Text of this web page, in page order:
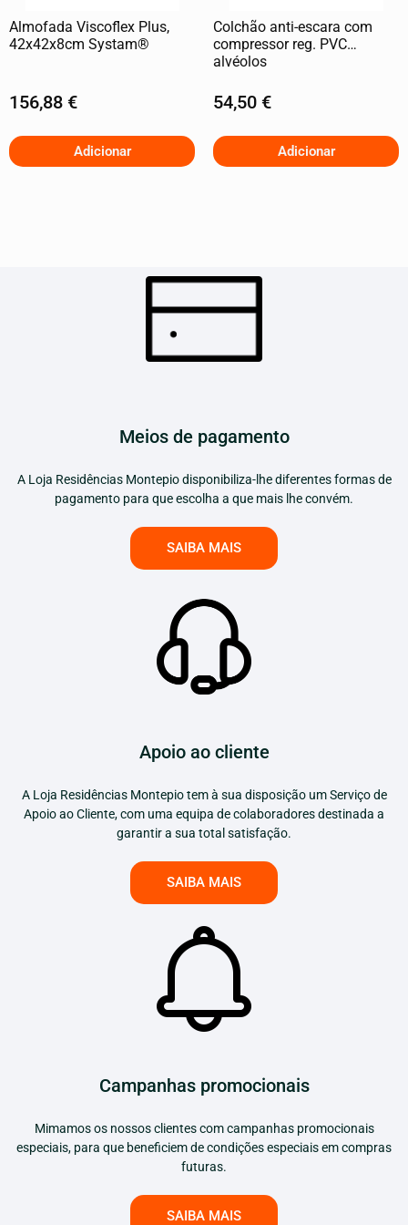
Almofada Viscoflex Plus,
42x42x8cm Systam®
156,88 €
Adicionar
Colchão anti-escara com
compressor reg. PVC
alvéolos
54,50 €
Adicionar
Meios de pagamento
A Loja Residências Montepio disponibiliza-lhe diferentes formas de
pagamento para que escolha a que mais lhe convém.
SAIBA MAIS
Apoio ao cliente
A Loja Residências Montepio tem à sua disposição um Serviço de
Apoio ao Cliente, com uma equipa de colaboradores destinada a
garantir a sua total satisfação.
SAIBA MAIS
Campanhas promocionais
Mimamos os nossos clientes com campanhas promocionais
especiais, para que beneficiem de condições especiais em compras
futuras.
SAIBA MAIS